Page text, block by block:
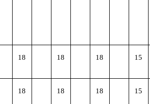
18 18 18 15
18 18 18 15